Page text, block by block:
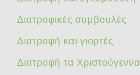
Διατροφικές συμβουλές
Διατροφή και γιορτές
Διατροφή τα Χριστούγεννα